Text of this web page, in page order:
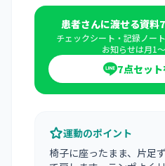
患者さんに渡せる資料
チェックシート・記録ノー
お知らせは月1
7点セッ
運動のポイント
椅子に座ったまま、片足